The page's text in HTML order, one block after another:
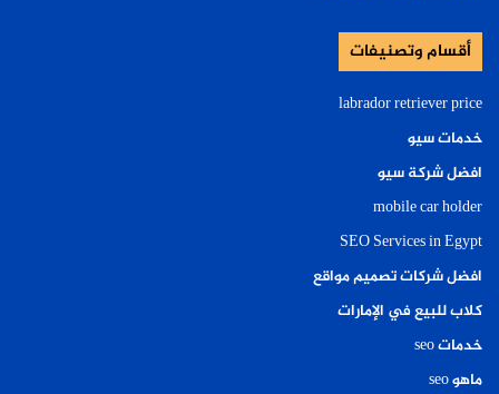
أقسام وتصنيفات
labrador retriever price
خدمات سيو
افضل شركة سيو
mobile car holder
SEO Services in Egypt
افضل شركات تصميم مواقع
كلاب للبيع في الإمارات
خدمات seo
ماهو seo